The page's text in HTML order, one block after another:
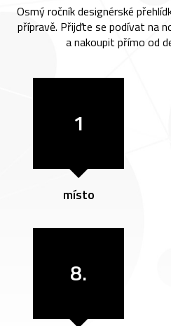
Osmý ročník designérské
přípravě. Přijďte se podívat na
a nakoupit přímo od
1
místo
8.